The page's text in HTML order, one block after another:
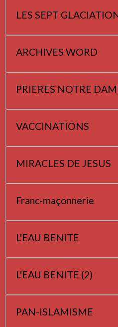
LES SEPT
ARCHIVES WORD
PRIERES NOTRE
VACCINATIONS
MIRACLES DE JESUS
Franc-maçonnerie
L'EAU BENITE
L'EAU BENITE (2)
PAN-ISLAMISME